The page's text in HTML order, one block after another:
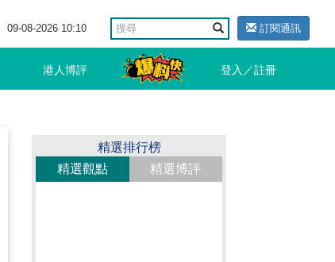
09-08-2026 10:10 訂閱通訊
港人博評 登入／註冊
精選排行榜
精選觀點
精選博評